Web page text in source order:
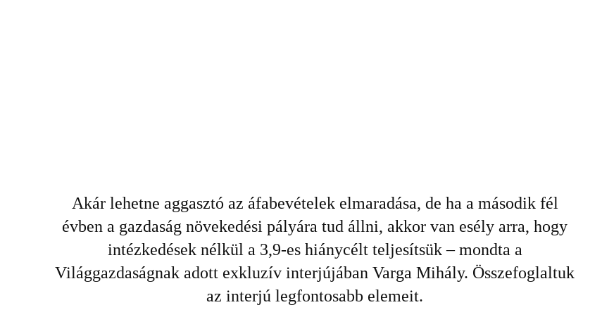
Akár lehetne aggasztó az áfabevételek elmaradása, de ha a második fél
évben a gazdaság növekedési pályára tud állni, akkor van esély arra, hogy
intézkedések nélkül a 3,9-es hiánycélt teljesítsük – mondta a
Világgazdaságnak adott exkluzív interjújában Varga Mihály. Összefoglaltuk
az interjú legfontosabb elemeit.